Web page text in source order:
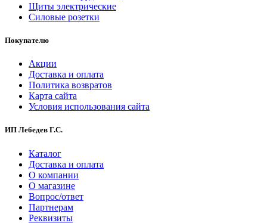
Щиты электрические
Силовые розетки
Покупателю
Акции
Доставка и оплата
Политика возвратов
Карта сайта
Условия использования сайта
ИП Лебедев Г.С.
Каталог
Доставка и оплата
О компании
О магазине
Вопрос/ответ
Партнерам
Реквизиты